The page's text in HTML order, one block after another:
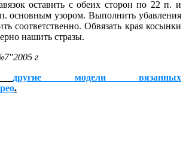
оставить с обеих сторон по 22 п. и
п. основным узором. Выполнить убавления
соответственно. Обвязать края косынки
нашить стразы.
г
другие модели вязанных
.